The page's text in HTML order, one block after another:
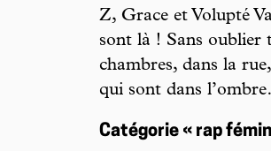
Z, Grace et Volupté
sont là ! Sans oublier
chambres, dans la
qui sont dans
Catégorie « rap